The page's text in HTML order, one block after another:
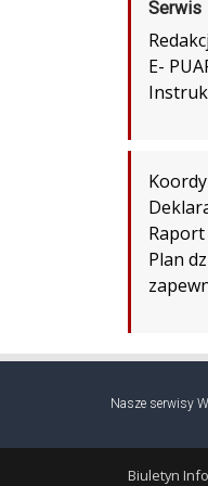
Serwis
E-
Plan
Nasze serwisy
Biuletyn